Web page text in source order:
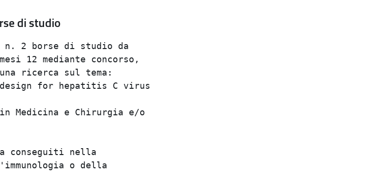
di studio
bandito n. 2 borse di studio da
di mesi 12 mediante concorso,
di una ricerca sul tema:
design for hepatitis C virus
in Medicina e Chirurgia e/o
considerati:
di ricerca conseguiti nella
dell'immunologia o della